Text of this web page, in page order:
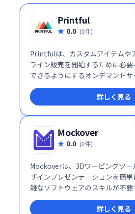
Printful
0.0 (0件)
Printfulは、カスタムアイテムや
ライン販売を開始するために必
できるようにするオンデマンド
アップジェネレーターを使用し
子やTシャツまで、あらゆるもの
きます。
詳しく見る
Mockover
0.0 (0件)
Mockoverは、3Dワーピングツー
ザインプレゼンテーションを簡
雑なソフトウェアのスキルが不
アップやグラフィックを作成で
詳しく見る